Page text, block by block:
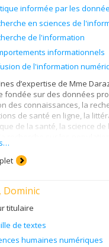
informée par les
en sciences de
de l'information
informationnels
de l'information
d’expertise de Mme
fondée sur des données
des connaissances, la
de santé en ligne, la
de la santé, la science de
Dominic
titulaire
de textes
humaines numériques